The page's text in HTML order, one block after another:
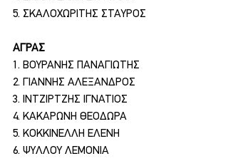
5. ΣΚΑΛΟΧΩΡΙΤΗΣ ΣΤΑΥΡΟΣ
ΑΓΡΑΣ
1. ΒΟΥΡΑΝΗΣ ΠΑΝΑΓΙΩΤΗΣ
2. ΓΙΑΝΝΗΣ ΑΛΕΞΑΝΔΡΟΣ
3. ΙΝΤΖΙΡΤΖΗΣ ΙΓΝΑΤΙΟΣ
4. ΚΑΚΑΡΩΝΗ ΘΕΟΔΩΡΑ
5. ΚΟΚΚΙΝΕΛΛΗ ΕΛΕΝΗ
6. ΨΥΛΛΟΥ ΛΕΜΟΝΙΑ